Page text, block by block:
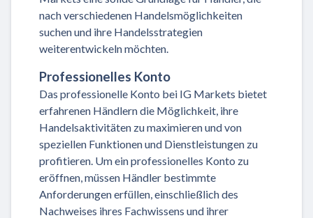
nach verschiedenen Handelsmöglichkeiten
suchen und ihre Handelsstrategien
weiterentwickeln möchten.
Professionelles Konto
Das professionelle Konto bei IG Markets bietet
erfahrenen Händlern die Möglichkeit, ihre
Handelsaktivitäten zu maximieren und von
speziellen Funktionen und Dienstleistungen zu
profitieren. Um ein professionelles Konto zu
eröffnen, müssen Händler bestimmte
Anforderungen erfüllen, einschließlich des
Nachweises ihres Fachwissens und ihrer